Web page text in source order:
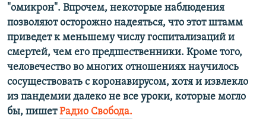
"омикрон". Впрочем, некоторые наблюдения
позволяют осторожно надеяться, что этот штамм
приведет к меньшему числу госпитализаций и
смертей, чем его предшественники. Кроме того,
человечество во многих отношениях научилось
сосуществовать с коронавирусом, хотя и извлекло
из пандемии далеко не все уроки, которые могло
бы, пишетРадио Свобода.